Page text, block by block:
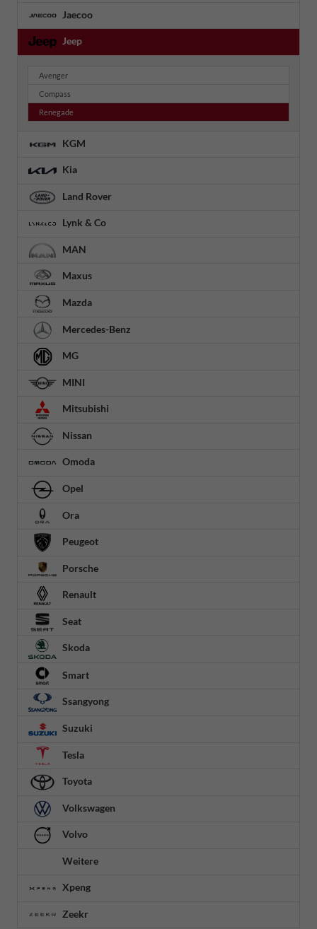
Jaecoo
Jeep
Avenger
Compass
Renegade
KGM
Kia
Land Rover
Lynk & Co
MAN
Maxus
Mazda
Mercedes-Benz
MG
MINI
Mitsubishi
Nissan
Omoda
Opel
Ora
Peugeot
Porsche
Renault
Seat
Skoda
Smart
Ssangyong
Suzuki
Tesla
Toyota
Volkswagen
Volvo
Weitere
Xpeng
Zeekr